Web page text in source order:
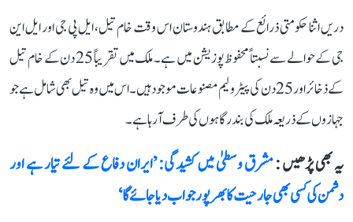
دریں اثنا حکومتی ذرائع کے مطابق ہندوستان اس وقت خام تیل، ایل پی جی اور ایل این
جی کے حوالے سے نسبتاً محفوظ پوزیشن میں ہے۔ ملک میں تقریباً 25 دن کے خام تیل
کے ذخائر اور 25 دن کی پیٹرولیم مصنوعات موجود ہیں۔ اس میں وہ تیل بھی شامل ہے جو
جہازوں کے ذریعہ ملک کی بندرگاہوں کی طرف آرہا ہے۔
یہ بھی پڑھیں :مشرق وسطیٰ میں کشیدگی: ’ایران دفاع کے لئے تیار ہے اور
دشمن کی کسی بھی جارحیت کا بھرپور جواب دیا جائے گا‘